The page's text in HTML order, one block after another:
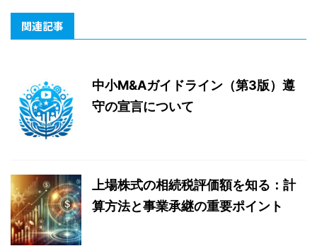
関連記事
中小M&Aガイドライン（第3版）遵
守の宣言について
上場株式の相続税評価額を知る：計
算方法と事業承継の重要ポイント